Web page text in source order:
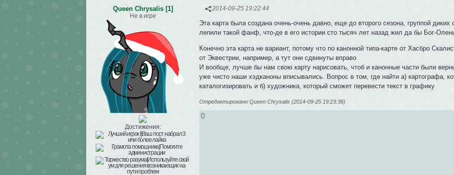
2014-09-25 19:22:44
Queen Chrysalis [1]
Не в игре
Достижения:
Эта карта была создана очень-очень давно, еще до второго сезона, группой диких
лепили такой фанф, что-де в его истории сто тысяч лет назад жил да бы Бог-
Конечно эта карта не вариант, потому что по канонной типа-карте от Хасбро
от Эквестрии, например, а тут они сдвинуты вправо
И вообще, лучше бы нам свою карту нарисовать, чтоб и канонные части были
уже чисто наши хэдканоны вписывались. Вопрос в том, где найти а) картографа,
каталогизировать и б) художника, который сможет перевести текст в графику
Отредактировано Queen Chrysalis (2014-09-25 19:23:36)
0